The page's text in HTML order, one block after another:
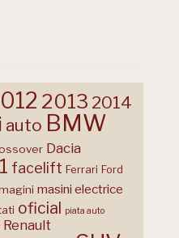
2013 2014
auto BMW
Dacia
facelift Ferrari Ford
masini electrice
oficial piata auto
Renault